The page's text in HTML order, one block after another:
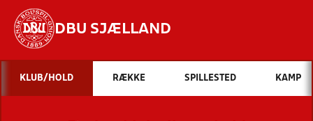
DBU SJÆLLAND
Hvad vil du søge efter?
INDHOLD OG NYHEDER
KLUB/HOLD RÆKKE SPILLESTED KAMP